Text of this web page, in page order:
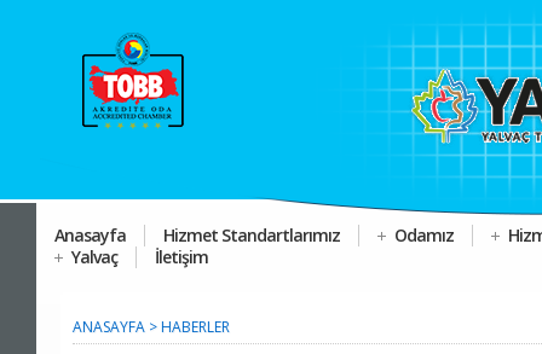
Anasayfa Hizmet Standartlarımız Odamız
Yalvaç
İletişim
ANASAYFA >HABERLER